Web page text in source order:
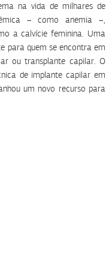
na vida de milhares de
– como anemia –,
a calvície feminina. Uma
para quem se encontra em
ou transplante capilar. O
de implante capilar em
um novo recurso para